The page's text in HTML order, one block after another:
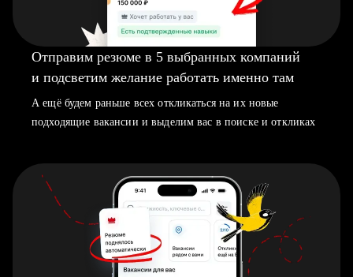
Отправим резюме в 5 выбранных компаний
и подсветим желание работать именно там
А ещё будем раньше всех откликаться на их новые
подходящие вакансии и выделим вас в поиске и откликах